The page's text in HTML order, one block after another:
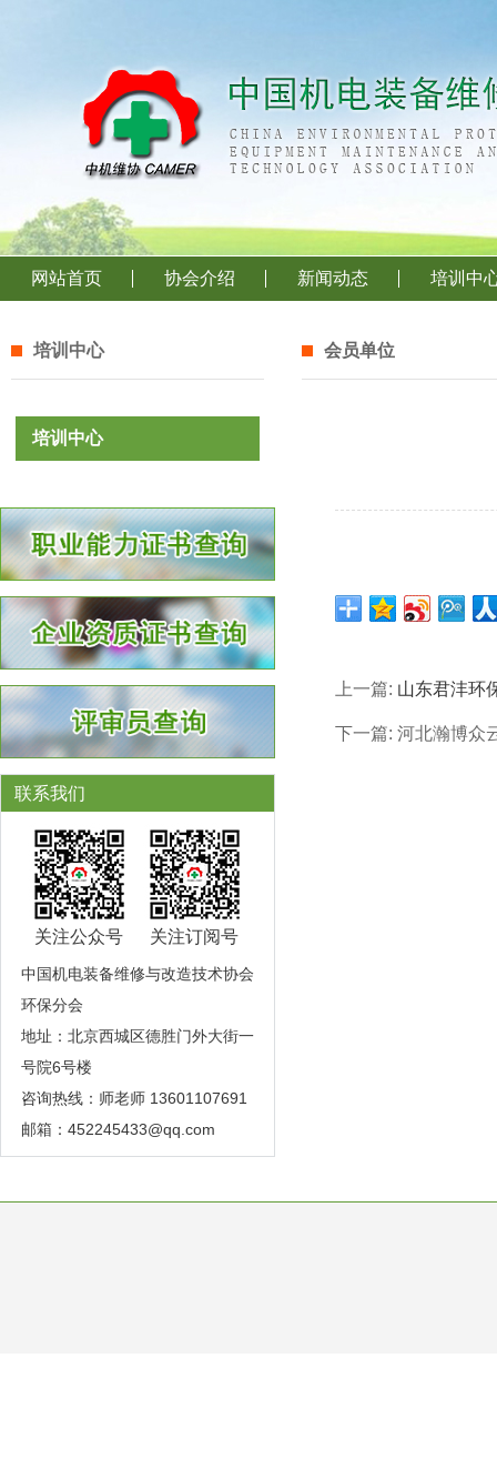
网站首页 协会介绍 新闻动态 培训中
培训中心
培训中心
联系我们
关注公众号 关注订阅号
中国机电装备维修与改造技术协会
环保分会
地址：北京西城区德胜门外大街一
号院6号楼
咨询热线：师老师 13601107691
邮箱： 452245433@qq.com
会员单位
上一篇: 山东君沣环
下一篇: 河北瀚博众